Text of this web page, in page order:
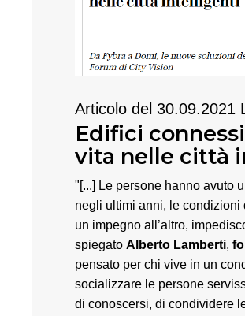
Articolo del 30.09.2021
Edifici
vita nelle città
"[...] Le persone hanno avuto
negli ultimi anni, le
un impegno all’altro,
spiegato Alberto Lamberti,
pensato per chi vive in un
socializzare le persone
di conoscersi, di condividere